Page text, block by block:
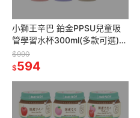
小獅王辛巴 鉑金PPSU兒童吸
管學習水杯300ml(多款可選)順
順杯
$990
$594